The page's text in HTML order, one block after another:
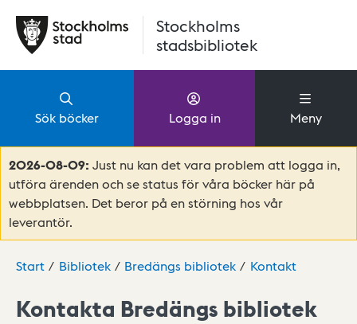
Stockholms
stadsbibliotek
Sök böcker Logga in Meny
2026-08-09: Just nu kan det vara problem att logga in,
utföra ärenden och se status för våra böcker här på
webbplatsen. Det beror på en störning hos vår
leverantör.
Start Bibliotek Bredängs bibliotek Kontakt
Kontakta Bredängs bibliotek